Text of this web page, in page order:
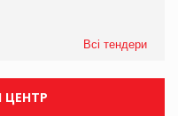
Всі тендери
ЦЕНТР